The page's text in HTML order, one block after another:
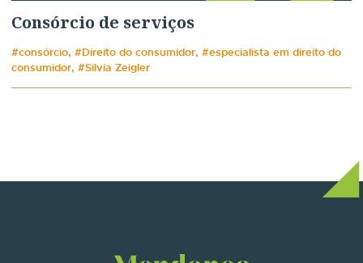
Consórcio de serviços
#consórcio, #Direito do consumidor, #especialista em direito do
consumidor, #Silvia Zeigler